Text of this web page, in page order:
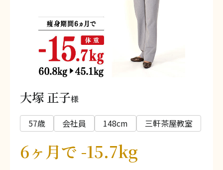
大塚 正子様
57歳 会社員 148cm 三軒茶屋教室
6ヶ月で -15.7kg